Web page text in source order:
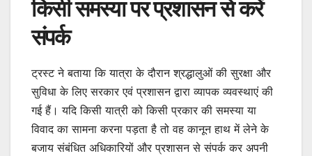
किसी समस्या पर प्रशासन से करें
संपर्क
ट्रस्ट ने बताया कि यात्रा के दौरान श्रद्धालुओं की सुरक्षा और
सुविधा के लिए सरकार एवं प्रशासन द्वारा व्यापक व्यवस्थाएं की
गई हैं। यदि किसी यात्री को किसी प्रकार की समस्या या
विवाद का सामना करना पड़ता है तो वह कानून हाथ में लेने के
बजाय संबंधित अधिकारियों और प्रशासन से संपर्क कर अपनी